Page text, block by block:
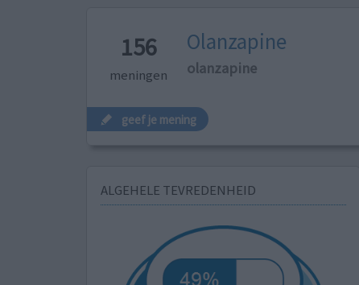
156
meningen
Olanzapine
olanzapine
geef je mening
ALGEHELE TEVREDENHEID